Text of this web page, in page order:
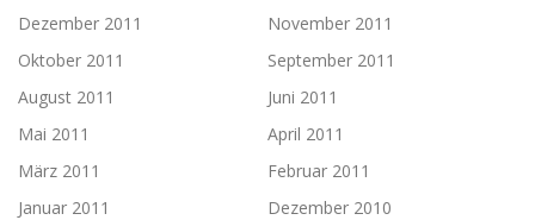
Dezember 2011
November 2011
Oktober 2011
September 2011
August 2011
Juni 2011
Mai 2011
April 2011
März 2011
Februar 2011
Januar 2011
Dezember 2010